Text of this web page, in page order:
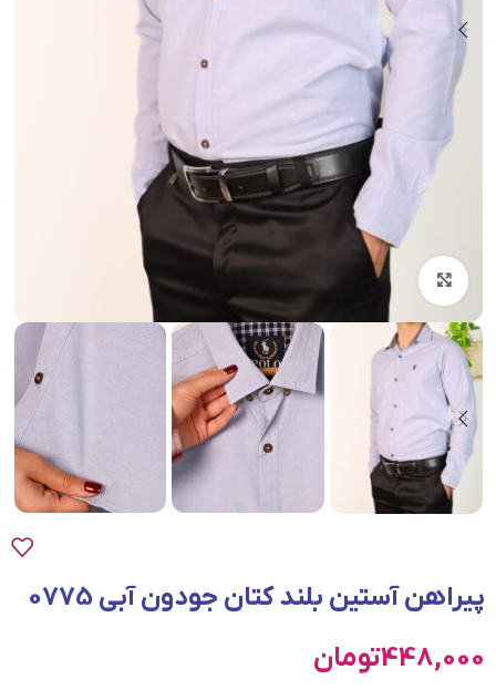
بزرگنمایی تصویر
پیراهن آستین بلند کتان جودون آبی 0775
448,000تومان